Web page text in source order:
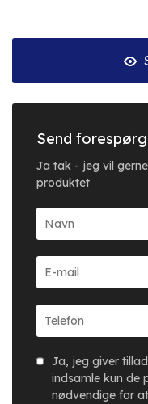
Send
Ja tak - jeg vil
produktet
Ja, jeg giver
indsamle kun de
nødvendige for